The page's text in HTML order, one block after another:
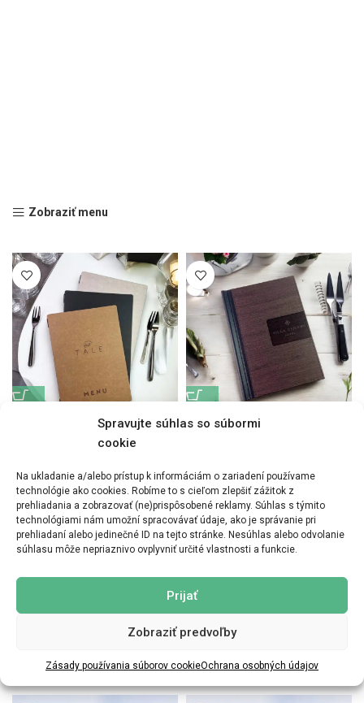
Spravujte súhlas so súbormi
cookie
Na ukladanie a/alebo prístup k informáciám o zariadení používame
technológie ako cookies. Robíme to s cieľom zlepšiť zážitok z
prehliadania a zobrazovať (ne)prispôsobené reklamy. Súhlas s týmito
technológiami nám umožní spracovávať údaje, ako je správanie pri
prehliadaní alebo jedinečné ID na tejto stránke. Nesúhlas alebo odvolanie
súhlasu môže nepriaznivo ovplyvniť určité vlastnosti a funkcie.
Prijať
Zobraziť predvoľby
Zásady používania súborov cookieOchrana osobných údajov
Zobraziť menu
Jedálny lístok SNAPP A4
Jedálny lístok Klemm imitácia
A4
A4